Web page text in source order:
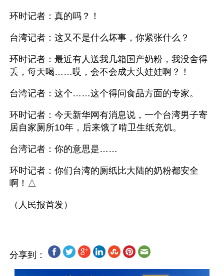
环时记者：真的吗？！
台湾记者：这又不是什么坏事，你紧张什么？
环时记者：最近有人送我几箱国产奶粉，我没舍得
丢，每天喝……哎，会不会成大头娃娃啊？！
台湾记者：这个……这个得问食品方面的专家。
环时记者：今天新华网有消息说，一个台湾男子寄
居自家厕所10年，后来饿了啃卫生纸充饥。
台湾记者：你的意思是……
环时记者：你们台湾的厕纸比大陆的奶粉都安全
啊！△
分享到：